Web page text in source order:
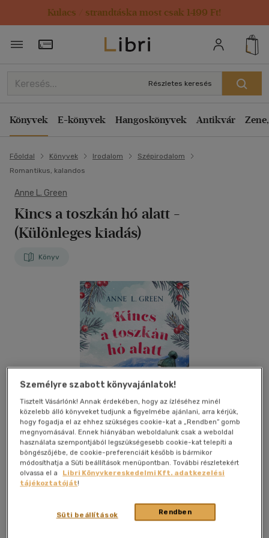
Kulacs / strandtáska most csak 1499 Ft!
Törzsvásárlói Kártya adatai
Részletes keresés
Könyvek E-könyvek Hangoskönyvek Antikvár
Főoldal Könyvek Irodalom
Szépirodalom
Romantikus, kalandos
Anne L. Green
Kincs a toszkán hó alatt -
(Különleges kiadás)
Könyv
Beleolvasok
Személyre szabott könyvajánlatok!
Tisztelt Vásárlónk! Annak érdekében, hogy az ízléséhez minél
közelebb álló könyveket tudjunk a figyelmébe ajánlani, arra kérjük,
hogy fogadja el az ehhez szükséges cookie-kat a „Rendben” gomb
megnyomásával. Ennek hiányában weboldalunk csak a weboldal
használata szempontjából legszükségesebb cookie-kat telepíti a
böngészőjébe, de cookie-preferenciáit később is bármikor
módosíthatja a Süti beállítások menüpontban. További részletekért
olvassa el a
Libri Könyvkereskedelmi Kft. adatkezelési
tájékoztatóját!
Rendben
Süti beállítások